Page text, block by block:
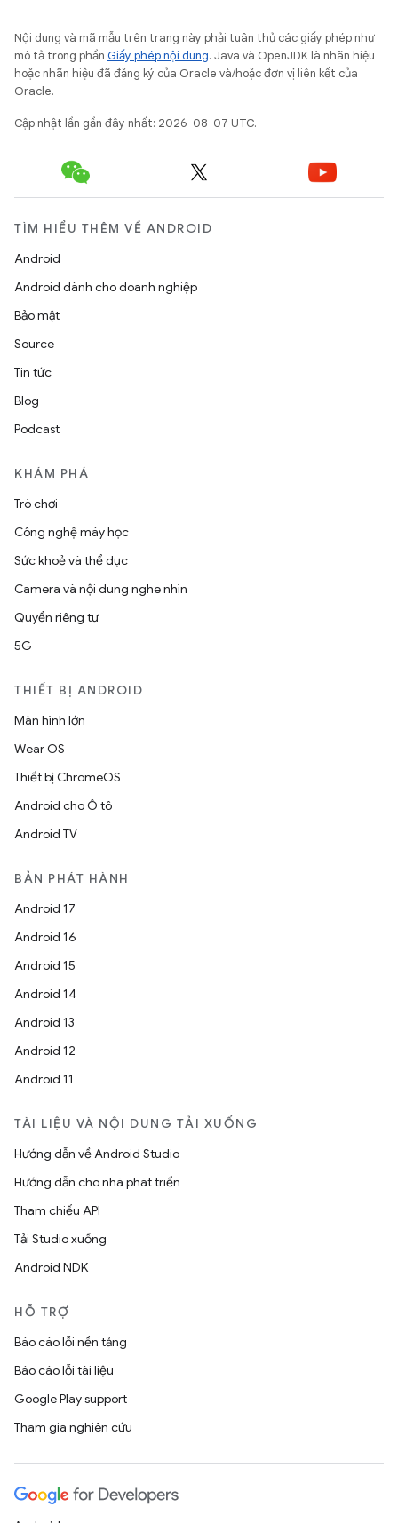
Nội dung và mã mẫu trên trang này phải tuân thủ các giấy phép như
mô tả trong phần Giấy phép nội dung. Java và OpenJDK là nhãn hiệu
hoặc nhãn hiệu đã đăng ký của Oracle và/hoặc đơn vị liên kết của
Oracle.
Cập nhật lần gần đây nhất: 2026-08-07 UTC.
TÌM HIỂU THÊM VỀ ANDROID
Android
Android dành cho doanh nghiệp
Bảo mật
Source
Tin tức
Blog
Podcast
KHÁM PHÁ
Trò chơi
Công nghệ máy học
Sức khoẻ và thể dục
Camera và nội dung nghe nhìn
Quyền riêng tư
5G
THIẾT BỊ ANDROID
Màn hình lớn
Wear OS
Thiết bị ChromeOS
Android cho Ô tô
Android TV
BẢN PHÁT HÀNH
Android 17
Android 16
Android 15
Android 14
Android 13
Android 12
Android 11
TÀI LIỆU VÀ NỘI DUNG TẢI XUỐNG
Hướng dẫn về Android Studio
Hướng dẫn cho nhà phát triển
Tham chiếu API
Tải Studio xuống
Android NDK
HỖ TRỢ
Báo cáo lỗi nền tảng
Báo cáo lỗi tài liệu
Google Play support
Tham gia nghiên cứu